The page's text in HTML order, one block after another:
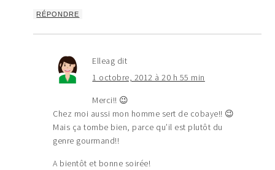
RÉPONDRE
Elleag dit
1 octobre, 2012 à 20 h 55 min
Merci!! 😉
Chez moi aussi mon homme sert de cobaye!! 😉
Mais ça tombe bien, parce qu’il est plutôt du
genre gourmand!!
A bientôt et bonne soirée!